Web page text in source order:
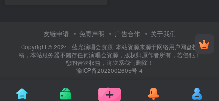
友链申请 免责声明 广告合作 关于我们
Copyright © 2024 · 蓝光演唱会资源 ·本站资源来源于网络用户网盘投
稿，本站服务器不储存任何演唱会资源，版权归原作者所有，若侵犯了
您的合法权益，请联系我们删除！
渝ICP备2022002605号-4